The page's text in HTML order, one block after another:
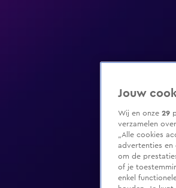
Jouw
Wij en onze 29
verzamelen
„Alle cookies
advertenties en
om de
of je
enkel